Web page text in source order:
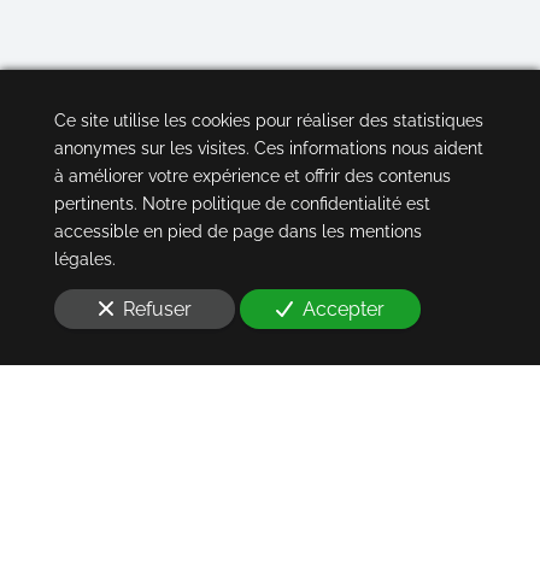
Ce site utilise les cookies pour réaliser des statistiques
anonymes sur les visites. Ces informations nous aident
à améliorer votre expérience et offrir des contenus
pertinents. Notre politique de confidentialité est
accessible en pied de page dans les mentions
légales.
Refuser Accepter